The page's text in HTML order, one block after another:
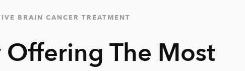
BRAIN CANCER TREATMENT
The Most